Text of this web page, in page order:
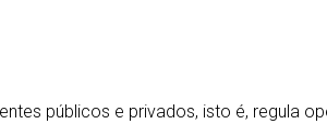
públicos e privados, isto é, regula